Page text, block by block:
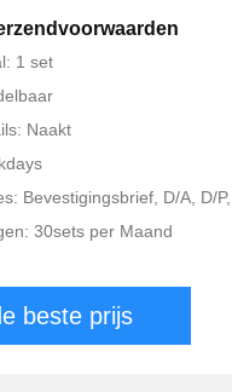
1 set
Naakt
Bevestigingsbrief, D/A, D/
30sets per Maand
beste prijs